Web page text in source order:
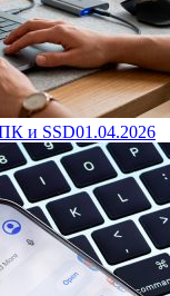
и SSD01.04.2026